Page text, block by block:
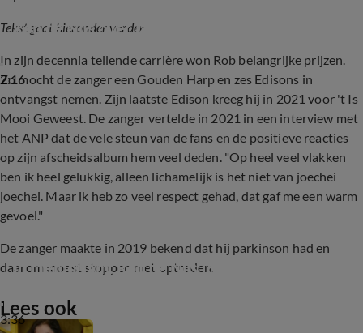
Tekst gaat hieronder verder
2:16
Rob de Nijs over laatste concert
In zijn decennia tellende carrière won Rob belangrijke prijzen.
Zo mocht de zanger een Gouden Harp en zes Edisons in
ontvangst nemen. Zijn laatste Edison kreeg hij in 2021 voor 't Is
Mooi Geweest. De zanger vertelde in 2021 in een interview met
het ANP dat de vele steun van de fans en de positieve reacties
op zijn afscheidsalbum hem veel deden. "Op heel veel vlakken
ben ik heel gelukkig, alleen lichamelijk is het niet van joechei
joechei. Maar ik heb zo veel respect gehad, dat gaf me een warm
gevoel."
De zanger maakte in 2019 bekend dat hij parkinson had en
daarom moest stoppen met optreden.
3:36
In memoriam: Rob de Nijs (82) (Shownieuws)
Lees ook